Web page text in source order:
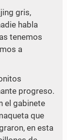
gris,
habla
tenemos
a
progreso.
el gabinete
que
en esta